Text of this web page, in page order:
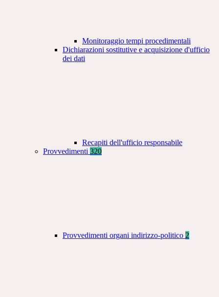
Monitoraggio tempi procedimentali
Dichiarazioni sostitutive e acquisizione d'ufficio
dei dati
Recapiti dell'ufficio responsabile
Provvedimenti 320
Provvedimenti organi indirizzo-politico 2